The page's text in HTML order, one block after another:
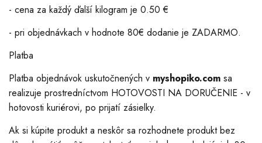
- cena za každý ďalší kilogram je 0.50 €
- pri objednávkach v hodnote 80€ dodanie je ZADARMO.
Platba
Platba objednávok uskutočnených v myshopiko.com sa
realizuje prostredníctvom HOTOVOSTI NA DORUČENIE - v
hotovosti kuriérovi, po prijatí zásielky.
Ak si kúpite produkt a neskôr sa rozhodnete produkt bez